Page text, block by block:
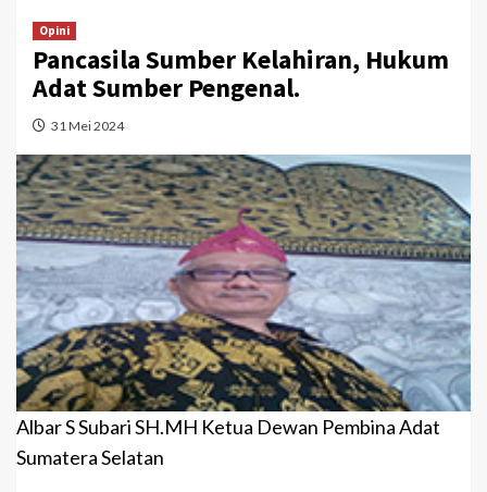
Opini
Pancasila Sumber Kelahiran, Hukum
Adat Sumber Pengenal.
31 Mei 2024
Albar S Subari SH.MH Ketua Dewan Pembina Adat
Sumatera Selatan